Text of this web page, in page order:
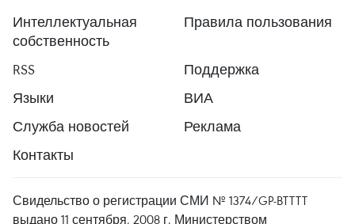
Интеллектуальная
собственность
Правила пользования
RSS
Поддержка
Языки
ВИА
Служба новостей
Реклама
Контакты
Свидельство о регистрации СМИ № 1374/GP-BTTTT
выдано 11 сентября, 2008 г. Министерством